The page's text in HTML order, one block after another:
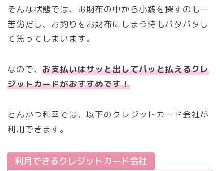
そんな状態では、お財布の中から小銭を探すのも一
苦労だし、お釣りをお財布にしまう時もバタバタし
て焦ってしまいます。
なので、お支払いはサッと出してパッと払えるクレ
ジットカードがおすすめです！
とんかつ和幸では、以下のクレジットカード会社が
利用できます。
利用できるクレジットカード会社